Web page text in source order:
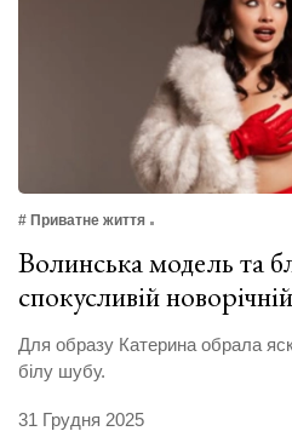
# Приватне життя
Волинська модель та
спокусливій
Для образу Катерина обрала
білу шубу.
31 Грудня 2025